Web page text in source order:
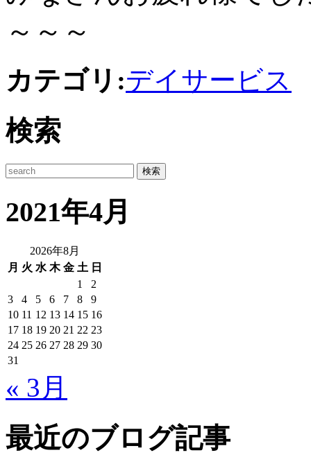
～～～
カテゴリ:デイサービス
検索
2021年4月
2026年8月
月 火 水 木 金 土 日
1
2
3
4 5 6 7 8
9
10 11 12 13 14 15 16
17 18 19 20 21 22 23
24 25 26 27 28 29 30
31
« 3月
最近のブログ記事